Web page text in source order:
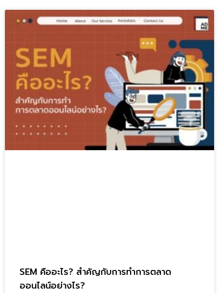
SEM คืออะไร? สำคัญกับการทำการตลาด
ออนไลน์อย่างไร?